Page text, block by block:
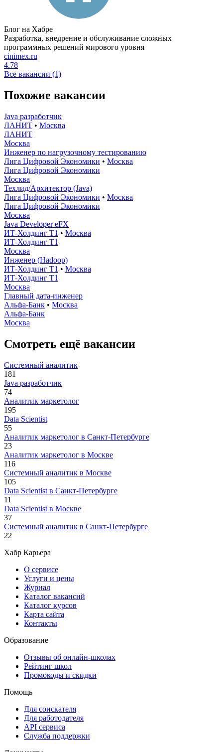
Блог на Хабре
Разработка, внедрение и обслуживание сложных
программных решений мирового уровня
cinimex.ru
4.78
Все вакансии (1)
Похожие вакансии
Java разработчик
ЛАНИТ • Москва
ЛАНИТ
Москва
Инженер по нагрузочному тестированию
Лига Цифровой Экономики • Москва
Лига Цифровой Экономики
Москва
Техлид/Архитектор (Java)
Лига Цифровой Экономики • Москва
Лига Цифровой Экономики
Москва
Java Developer eFX
ИТ-Холдинг Т1 • Москва
ИТ-Холдинг Т1
Москва
Инженер (Hadoop)
ИТ-Холдинг Т1 • Москва
ИТ-Холдинг Т1
Москва
Главный дата-инженер
Альфа-Банк • Москва
Альфа-Банк
Москва
Смотреть ещё вакансии
Системный аналитик
181
Java разработчик
74
Аналитик маркетолог
195
Data Scientist
55
Аналитик маркетолог в Санкт-Петербурге
23
Аналитик маркетолог в Москве
116
Системный аналитик в Москве
105
Data Scientist в Санкт-Петербурге
11
Data Scientist в Москве
37
Системный аналитик в Санкт-Петербурге
22
Хабр Карьера
О сервисе
Услуги и цены
Журнал
Каталог вакансий
Каталог курсов
Карта сайта
Контакты
Образование
Отзывы об онлайн-школах
Рейтинг школ
Промокоды и скидки
Помощь
Для соискателя
Для работодателя
API сервиса
Служба поддержки